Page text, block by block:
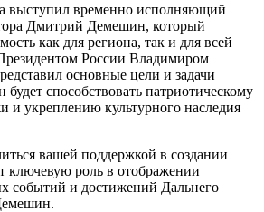
выступил временно исполняющий
Дмитрий Демешин, который
как для региона, так и для всей
России Владимиром
основные цели и задачи
будет способствовать патриотическому
и укреплению культурного наследия
вашей поддержкой в создании
ключевую роль в отображении
событий и достижений Дальнего